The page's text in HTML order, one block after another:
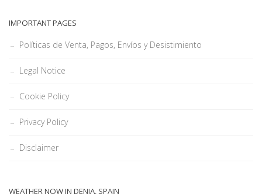
IMPORTANT PAGES
Políticas de Venta, Pagos, Envíos y Desistimiento
Legal Notice
Cookie Policy
Privacy Policy
Disclaimer
WEATHER NOW IN DENIA, SPAIN